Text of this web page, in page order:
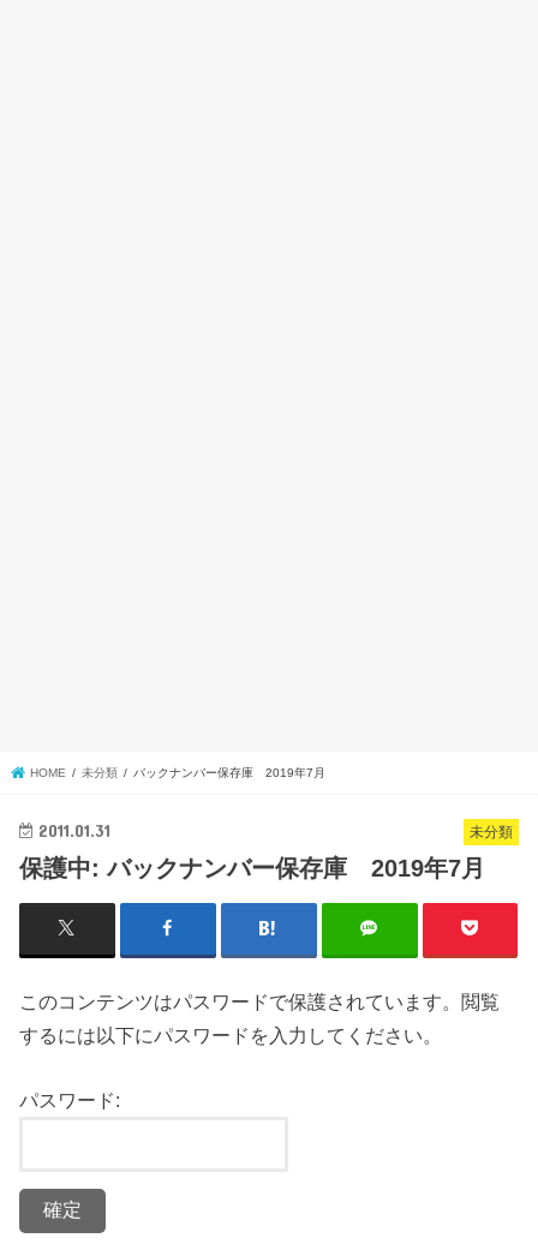
HOME 未分類 バックナンバー保存庫 2019年7月
未分類
2011.01.31
保護中: バックナンバー保存庫 2019年7月
このコンテンツはパスワードで保護されています。閲覧
するには以下にパスワードを入力してください。
パスワード: